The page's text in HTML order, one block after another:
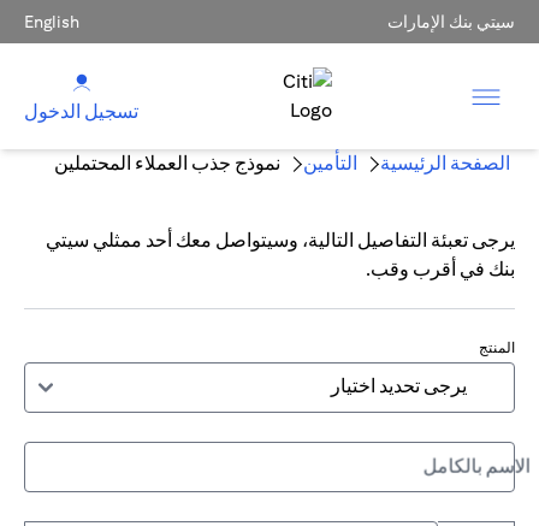
سيتي بنك الإمارات English
تسجيل الدخول
الصفحة الرئيسية التأمين نموذج جذب العملاء المحتملين
يرجى تعبئة التفاصيل التالية، وسيتواصل معك أحد ممثلي سيتي
بنك في أقرب وقب.
المنتج
الاسم بالكامل